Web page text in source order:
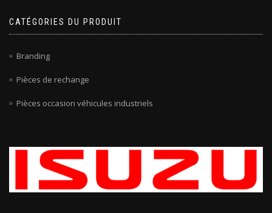
CATÉGORIES DU PRODUIT
Branding
Pièces de rechange
Pièces occasion véhicules industriels